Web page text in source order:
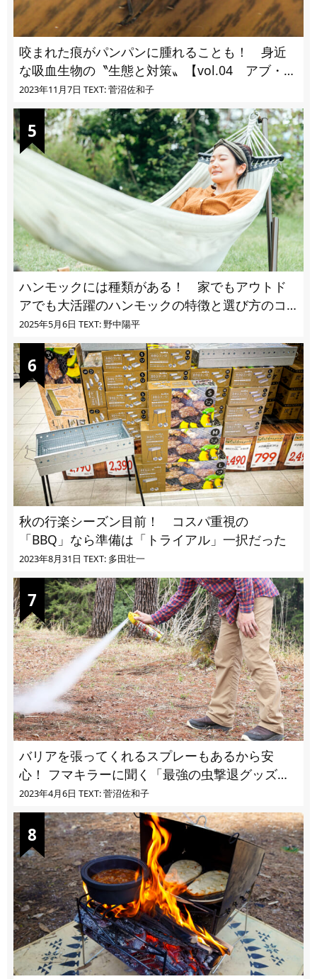
咬まれた痕がパンパンに腫れることも！ 身近
な吸血生物の〝生態と対策〟【vol.04 アブ・ブ
ユ・ヌカカ】
2023年11月7日 TEXT: 菅沼佐和子
ハンモックには種類がある！ 家でもアウトド
アでも大活躍のハンモックの特徴と選び方のコ
ツとは
2025年5月6日 TEXT: 野中陽平
秋の行楽シーズン目前！ コスパ重視の
「BBQ」なら準備は「トライアル」一択だった
2023年8月31日 TEXT: 多田壮一
バリアを張ってくれるスプレーもあるから安
心！ フマキラーに聞く「最強の虫撃退グッズ
vol.4」【キャンプサイトで使う虫よけ】
2023年4月6日 TEXT: 菅沼佐和子